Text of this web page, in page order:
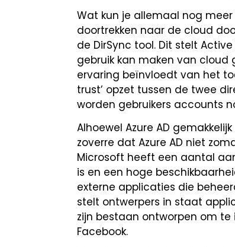
Wat kun je allemaal nog
doortrekken naar de cloud
de DirSync tool. Dit stelt
gebruik kan maken van
ervaring beïnvloedt van het
trust’ opzet tussen de twee
worden gebruikers accounts
Alhoewel Azure AD
zoverre dat Azure AD niet
Microsoft heeft een aantal
is en een hoge
externe applicaties die
stelt ontwerpers in staat
zijn bestaan ontworpen om
Facebook.